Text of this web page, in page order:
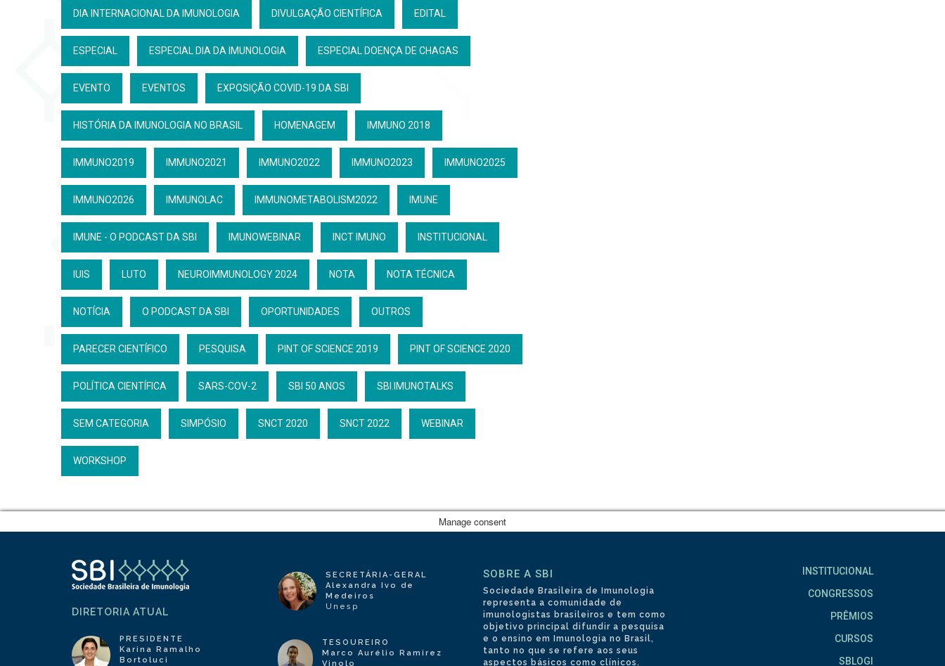
DIA INTERNACIONAL DA IMUNOLOGIA DIVULGAÇÃO CIENTÍFICA EDITAL
ESPECIAL ESPECIAL DIA DA IMUNOLOGIA ESPECIAL DOENÇA DE CHAGAS
EVENTO EVENTOS EXPOSIÇÃO COVID-19 DA SBI
HISTÓRIA DA IMUNOLOGIA NO BRASIL HOMENAGEM IMMUNO 2018
IMMUNO2019 IMMUNO2021 IMMUNO2022 IMMUNO2023 IMMUNO2025
IMMUNO2026 IMMUNOLAC IMMUNOMETABOLISM2022 IMUNE
IMUNE - O PODCAST DA SBI IMUNOWEBINAR INCT IMUNO INSTITUCIONAL
IUIS LUTO NEUROIMMUNOLOGY 2024 NOTA NOTA TÉCNICA
NOTÍCIA O PODCAST DA SBI OPORTUNIDADES OUTROS
PARECER CIENTÍFICO PESQUISA PINT OF SCIENCE 2019 PINT OF SCIENCE 2020
POLÍTICA CIENTÍFICA SARS-COV-2 SBI 50 ANOS SBI.IMUNOTALKS
SEM CATEGORIA SIMPÓSIO SNCT 2020 SNCT 2022 WEBINAR
WORKSHOP
DIRETORIA ATUAL
PRESIDENTE
Karina Ramalho
Bortoluci
SECRETÁRIA-GERAL
Alexandra Ivo de
Medeiros
Unesp
TESOUREIRO
Marco Aurélio Ramirez
Vinolo
SOBRE A SBI
Sociedade Brasileira de Imunologia
representa a comunidade de
imunologistas brasileiros e tem como
objetivo principal difundir a pesquisa
e o ensino em Imunologia no Brasil,
tanto no que se refere aos seus
aspectos básicos como clínicos.
INSTITUCIONAL
CONGRESSOS
PRÊMIOS
CURSOS
SBLOGI
Manage consent